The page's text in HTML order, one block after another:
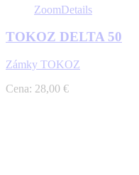
ZoomDetails
TOKOZ DELTA 50
Zámky TOKOZ
Cena: 28,00 €